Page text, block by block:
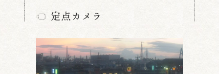
定点カメラ